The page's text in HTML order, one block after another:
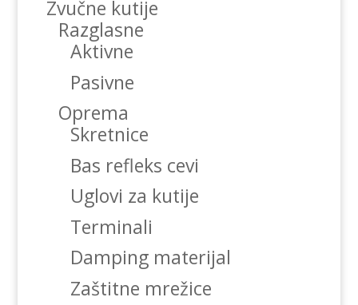
Zvučne kutije
Razglasne
Aktivne
Pasivne
Oprema
Skretnice
Bas refleks cevi
Uglovi za kutije
Terminali
Damping materijal
Zaštitne mrežice